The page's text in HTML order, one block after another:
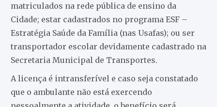
matriculados na rede pública de ensino da
Cidade; estar cadastrados no programa ESF –
Estratégia Saúde da Família (nas Usafas); ou ser
transportador escolar devidamente cadastrado na
Secretaria Municipal de Transportes.
A licença é intransferível e caso seja constatado
que o ambulante não está exercendo